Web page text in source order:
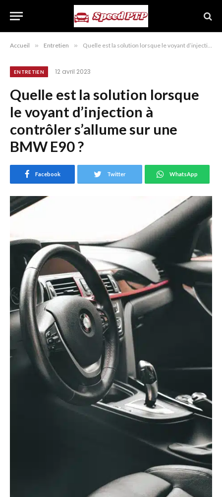
Accueil » Entretien » Quelle est la solution lorsque le voyant d’injection à contrôler s’allume sur une BMW E90 ?
ENTRETIEN 12 avril 2023
Quelle est la solution lorsque
le voyant d’injection à
contrôler s’allume sur une
BMW E90 ?
Facebook Twitter WhatsApp
Les voyants injection à contrôler sont l’un des problèmes les
plus courants sur BMW E90 et peuvent causer des
défaillances du moteur. Les solutions de diagnostic et de
réparation pour ce problème peuvent être compliquées et il
est important de s’assurer que le bon diagnostic est effectué
et la bonne solution appliquée. Dans cet article, nous
contrôler sur BMW E90 et discuterons des options
Qu’est-ce que le Voyant Injection à